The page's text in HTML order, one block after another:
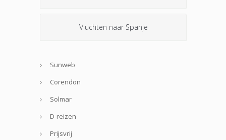
Vluchten naar Spanje
Sunweb
Corendon
Solmar
D-reizen
Prijsvrij